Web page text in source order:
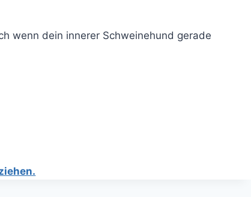
wenn dein innerer Schweinehund gerade